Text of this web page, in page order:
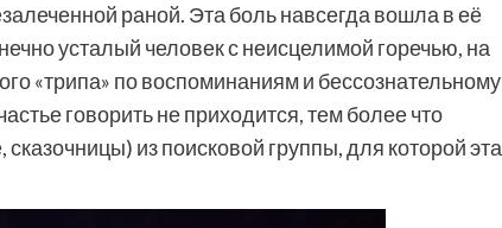
раной. Эта боль навсегда вошла в её
усталый человек с неисцелимой горечью, на
«трипа» по воспоминаниям и бессознательному
говорить не приходится, тем более что
сказочницы) из поисковой группы, для которой эта